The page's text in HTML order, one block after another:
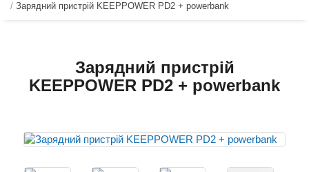
Зарядний пристрій KEEPPOWER PD2 + powerbank
Зарядний пристрій
KEEPPOWER PD2 + powerbank